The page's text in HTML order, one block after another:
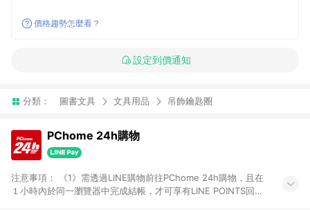
價格趨勢怎麼看？
設定到價通知
分類： 圖書文具 文具用品 吊飾鑰匙圈
PChome 24h購物
注意事項： 《1》需透過LINE購物前往PChome 24h購物，且在
１小時內於同一瀏覽器中完成結帳，才可享有LINE POINTS回饋